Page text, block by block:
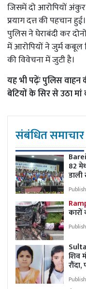
जिसमें दो आरोपियों अंकुर
प्रयाग दत्त की पहचान हुई।
पुलिस ने घेराबंदी कर
में आरोपियों ने जुर्म
की विवेचना में जुटी है।
यह भी पढ़ेंःपुलिस वाहन
बेटियों के सिर से उठा मां
संबंधित समाचार
82
शिव